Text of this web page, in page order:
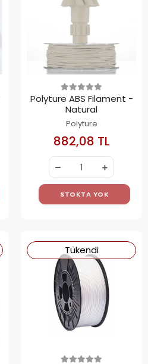
Polyture ABS Filament -
Natural
Polyture
882,08 TL
STOKTA YOK
Tükendi